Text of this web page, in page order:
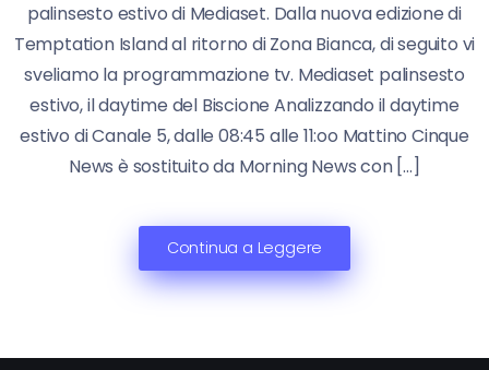
palinsesto estivo di Mediaset. Dalla nuova edizione di
Temptation Island al ritorno di Zona Bianca, di seguito vi
sveliamo la programmazione tv. Mediaset palinsesto
estivo, il daytime del Biscione Analizzando il daytime
estivo di Canale 5, dalle 08:45 alle 11:oo Mattino Cinque
News è sostituito da Morning News con […]
Continua a Leggere